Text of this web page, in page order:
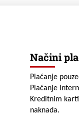
Načini
Plaćanje
Plaćanje
Kreditnim
naknada.